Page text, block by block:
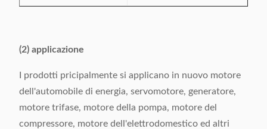
(2) applicazione
I prodotti pricipalmente si applicano in nuovo motore
dell'automobile di energia, servomotore, generatore,
motore trifase, motore della pompa, motore del
compressore, motore dell'elettrodomestico ed altri